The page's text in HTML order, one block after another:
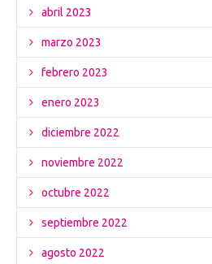
abril 2023
marzo 2023
febrero 2023
enero 2023
diciembre 2022
noviembre 2022
octubre 2022
septiembre 2022
agosto 2022